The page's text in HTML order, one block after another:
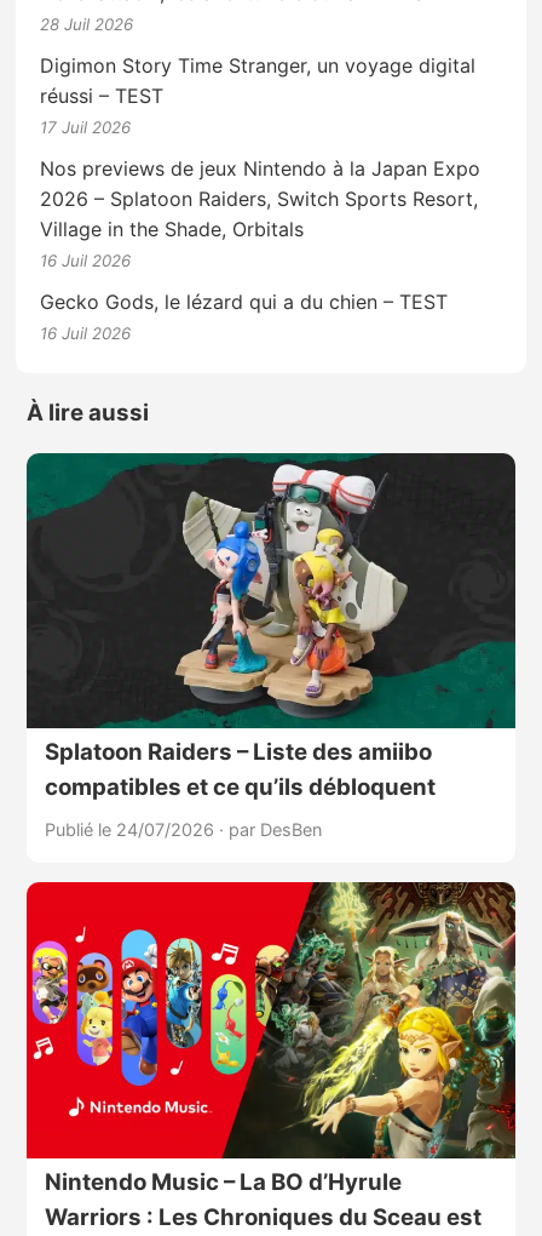
28 Juil 2026
Digimon Story Time Stranger, un voyage digital
réussi – TEST
17 Juil 2026
Nos previews de jeux Nintendo à la Japan Expo
2026 – Splatoon Raiders, Switch Sports Resort,
Village in the Shade, Orbitals
16 Juil 2026
Gecko Gods, le lézard qui a du chien – TEST
16 Juil 2026
À lire aussi
Splatoon Raiders – Liste des amiibo
compatibles et ce qu’ils débloquent
Publié le 24/07/2026 · par DesBen
Nintendo Music – La BO d’Hyrule
Warriors : Les Chroniques du Sceau est